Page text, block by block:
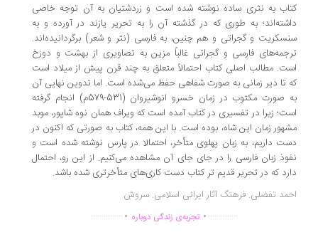
به نثری ساده نوشته شده است و زردشتیان به آن توجه خاصی
به طوری که در گذشته آن را به تحریر یازند در آورده و به
و گجراتی و هم چنین، به فارسی (نثر و شعر) برگردانیده‌اند.
فارسی و گجراتی غالباً مزین به تصاویری از بهشت و دوزخ
مطالب اصلی کتاب احتمالاً متعلق به چند قرن پیش از میلاد است
تا دیر زمانی به صورت شفاهی حفظ می‌شده است. اما تدوین نهایی آن
به صورت مکتوب در زمان خسرو انوشیروان (531-579م) انجام گرفته
زیرا در تفسیری در کتاب آمده است که ویراف همان نوه شاپور، موبد
زمان این شاه، بوده است. با این همه، کتاب به صورتی که اکنون در
داریم، به زبان پهلوی متأخر، احتمالا در پارس نوشته شده است و
زبان فارسی را در جای جای آن مشاهده می‌کنیم. از این رو، احتمال
که در تحریر قدیم تر کتاب دست کاری‌های متأخرتری شده باشد.
تفضلی. فرهنگ آثار ایرانی اسلامی. سروش
................تجربه‌ی زندگی دوباره ...............